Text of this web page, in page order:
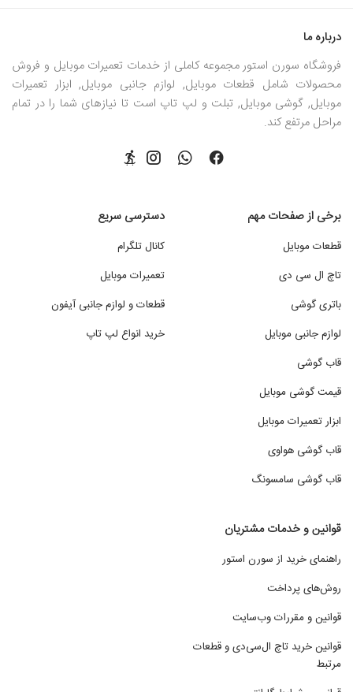
درباره ما
فروشگاه سورن استور مجموعه کاملی از خدمات تعمیرات موبایل و فروش
محصولات شامل قطعات موبایل, لوازم جانبی موبایل, ابزار تعمیرات
موبایل, گوشی موبایل, تبلت و لپ تاپ است تا نیازهای شما را در تمام
مراحل مرتفع کند.
برخی از صفحات مهم
قطعات موبایل
تاچ ال سی دی
باتری گوشی
لوازم جانبی موبایل
قاب گوشی
قیمت گوشی موبایل
ابزار تعمیرات موبایل
قاب گوشی هواوی
قاب گوشی سامسونگ
دسترسی سریع
کانال تلگرام
تعمیرات موبایل
قطعات و لوازم جانبی آیفون
خرید انواع لپ تاپ
قوانین و خدمات مشتریان
راهنمای خرید از سورن استور
روش‌های پرداخت
قوانین و مقررات وب‌سایت
قوانین خرید تاچ ال‌سی‌دی و قطعات
مرتبط